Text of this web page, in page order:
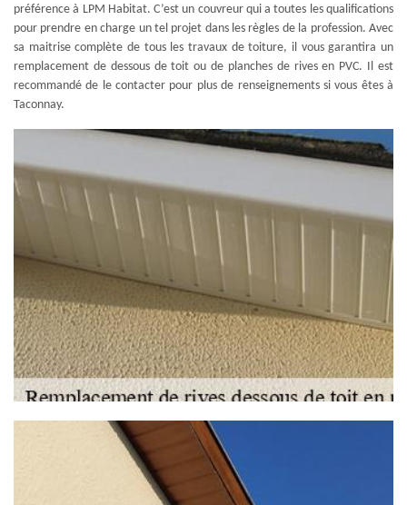
préférence à LPM Habitat. C’est un couvreur qui a toutes les qualifications
pour prendre en charge un tel projet dans les règles de la profession. Avec
sa maitrise complète de tous les travaux de toiture, il vous garantira un
remplacement de dessous de toit ou de planches de rives en PVC. Il est
recommandé de le contacter pour plus de renseignements si vous êtes à
Taconnay.